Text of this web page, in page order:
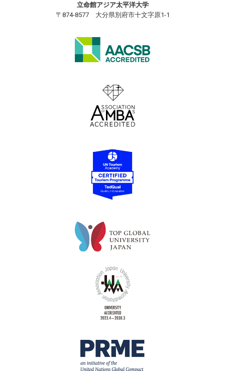
立命館アジア太平洋大学
〒874-8577 大分県別府市十文字原1-1